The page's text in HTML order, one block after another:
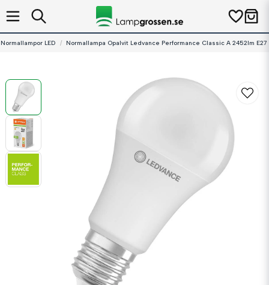
Normallampor LED Normallampa Opalvit Ledvance Performance Classic A 2452lm E27